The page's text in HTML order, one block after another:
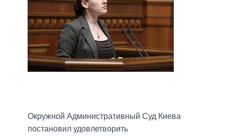
Окружной Административный Суд Киева
постановил удовлетворить